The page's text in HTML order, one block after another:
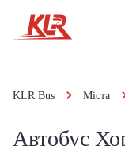
KLR Bus Міста
Автобус